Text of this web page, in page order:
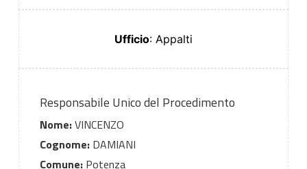
Ufficio: Appalti
Responsabile Unico del Procedimento
Nome:VINCENZO
Cognome:DAMIANI
Comune:Potenza